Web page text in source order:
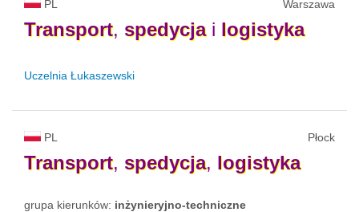
PL Warszawa
Transport, spedycjai logistyka
Uczelnia Łukaszewski
PL Płock
Transport, spedycja, logistyka
grupa kierunków: inżynieryjno-techniczne